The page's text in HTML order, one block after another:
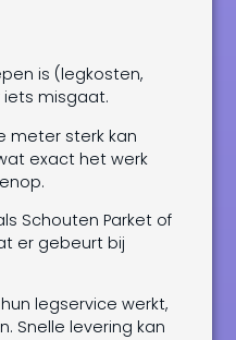
is (legkosten,
iets misgaat.
meter sterk kan
exact het werk
Schouten Parket of
er gebeurt bij
legservice werkt,
Snelle levering kan